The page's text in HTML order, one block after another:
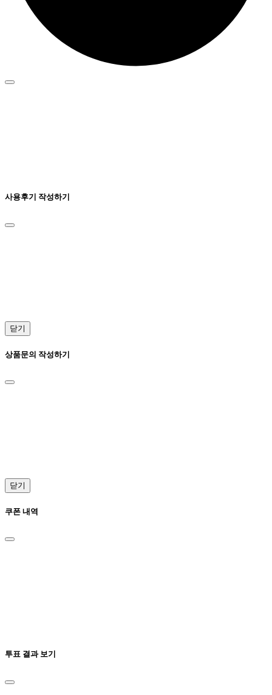
사용후기 작성하기
닫기
상품문의 작성하기
닫기
쿠폰 내역
투표 결과 보기